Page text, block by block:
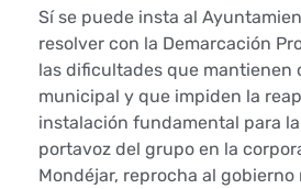
s
e
p
u
Sí se puede insta al
resolver con la Demarcación
las dificultades que mantienen
municipal y que impiden la
instalación fundamental para
portavoz del grupo en la
Mondéjar, reprocha al